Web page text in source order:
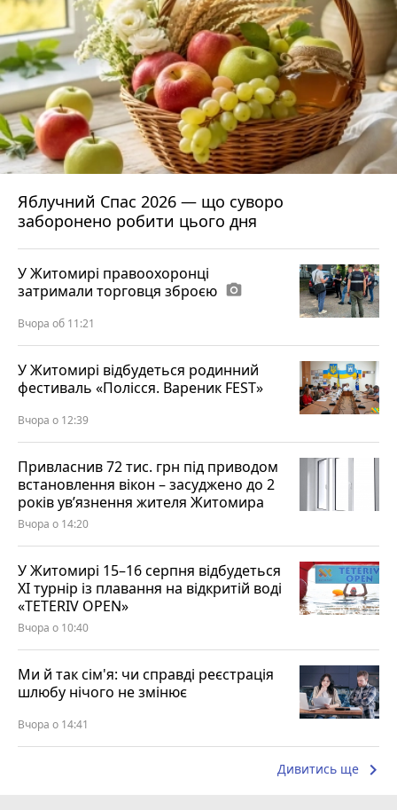
Яблучний Спас 2026 — що суворо
заборонено робити цього дня
У Житомирі правоохоронці
затримали торговця зброєю photo_camera
Вчора об 11:21
У Житомирі відбудеться родинний
фестиваль «Полісся. Вареник FEST»
Вчора о 12:39
Привласнив 72 тис. грн під приводом
встановлення вікон – засуджено до 2
років ув’язнення жителя Житомира
Вчора о 14:20
У Житомирі 15–16 серпня відбудеться
XI турнір із плавання на відкритій воді
«TETERIV OPEN»
Вчора о 10:40
Ми й так сім'я: чи справді реєстрація
шлюбу нічого не змінює
Вчора о 14:41
Дивитись ще keyboard_arrow_right